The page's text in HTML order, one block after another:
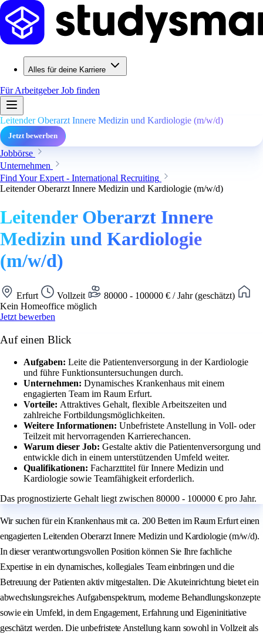
Alles für deine Karriere
Für ArbeitgeberJob finden
Leitender Oberarzt Innere Medizin und Kardiologie (m/w/d)
Jetzt bewerben
Jobbörse
Unternehmen
Find Your Expert - International Recruiting
Leitender Oberarzt Innere Medizin und Kardiologie (m/w/d)
Leitender Oberarzt Innere
Medizin und Kardiologie
(m/w/d)
Erfurt Vollzeit
80000 - 100000 € / Jahr (geschätzt)
Kein Homeoffice möglich
Jetzt bewerben
Auf einen Blick
Aufgaben: Leite die Patientenversorgung in der Kardiologie
und führe Funktionsuntersuchungen durch.
Unternehmen: Dynamisches Krankenhaus mit einem
engagierten Team im Raum Erfurt.
Vorteile: Attraktives Gehalt, flexible Arbeitszeiten und
zahlreiche Fortbildungsmöglichkeiten.
Weitere Informationen: Unbefristete Anstellung in Voll- oder
Teilzeit mit hervorragenden Karrierechancen.
Warum dieser Job: Gestalte aktiv die Patientenversorgung und
entwickle dich in einem unterstützenden Umfeld weiter.
Qualifikationen: Facharzttitel für Innere Medizin und
Kardiologie sowie Teamfähigkeit erforderlich.
Das prognostizierte Gehalt liegt zwischen 80000 - 100000 € pro Jahr.
Wir suchen für ein Krankenhaus mit ca. 200 Betten im Raum Erfurt einen
engagierten Leitenden Oberarzt Innere Medizin und Kardiologie (m/w/d).
In dieser verantwortungsvollen Position können Sie Ihre fachliche
Expertise in ein dynamisches, kollegiales Team einbringen und die
Betreuung der Patienten aktiv mitgestalten. Die Akuteinrichtung bietet ein
abwechslungsreiches Aufgabenspektrum, moderne Behandlungskonzepte
sowie ein Umfeld, in dem Engagement, Erfahrung und Eigeninitiative
geschätzt werden. Die unbefristete Anstellung kann sowohl in Vollzeit als